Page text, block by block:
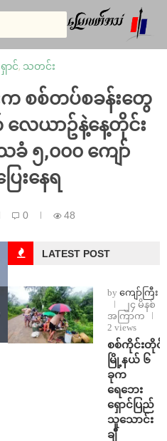
ာင်, သတင်း
က စစ်တပ်စခန်းတွေ
လေယာဥ်နဲ့နေ့တိုင်း
ခံ ၅,၀၀၀ ကျော်
းနေရ
0 48
LATEST POST
by ကျော်ကြီး
၂၄ မိနစ်
အကြာက
2 views
စစ်ကိုင်းတိုင်း
မြို့နယ် ၆
ခုက
ရေဘေး
ရှောင်ပြည်
သူသောင်း
ချီ